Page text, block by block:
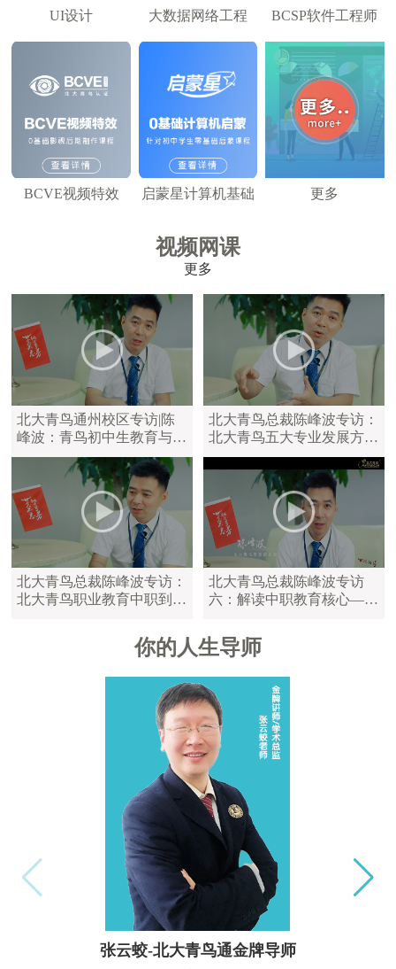
UI设计 大数据网络工程 BCSP软件工程师
BCVE视频特效 启蒙星计算机基础 更多
视频网课
更多
北大青鸟通州校区专访|陈
峰波：青鸟初中生教育与中
职教育区别
北大青鸟总裁陈峰波专访：
北大青鸟五大专业发展方
向，满足学员不同学习需求
北大青鸟总裁陈峰波专访：
北大青鸟职业教育中职到大
北大青鸟总裁陈峰波专访
六：解读中职教育核心——
你的人生导师
张云蛟-北大青鸟通金牌导师